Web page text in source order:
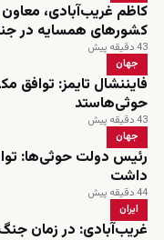
کاظم غریب‌آبادی،
کشورهای همسایه در
43 دقیقه پیش
جهان
فایننشال تایمز: توافق
حوثی‌هاستد
43 دقیقه پیش
جهان
رئیس دولت حوثی‌ها:
داشت
44 دقیقه پیش
ایران
غریب‌آبادی: در زمان